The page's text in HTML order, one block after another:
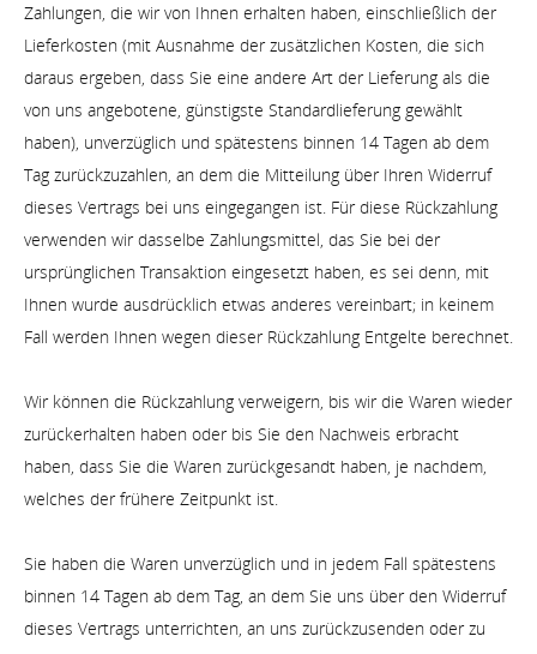
Zahlungen, die wir von Ihnen erhalten haben, einschließlich der
Lieferkosten (mit Ausnahme der zusätzlichen Kosten, die sich
daraus ergeben, dass Sie eine andere Art der Lieferung als die
von uns angebotene, günstigste Standardlieferung gewählt
haben), unverzüglich und spätestens binnen 14 Tagen ab dem
Tag zurückzuzahlen, an dem die Mitteilung über Ihren Widerruf
dieses Vertrags bei uns eingegangen ist. Für diese Rückzahlung
verwenden wir dasselbe Zahlungsmittel, das Sie bei der
ursprünglichen Transaktion eingesetzt haben, es sei denn, mit
Ihnen wurde ausdrücklich etwas anderes vereinbart; in keinem
Fall werden Ihnen wegen dieser Rückzahlung Entgelte berechnet.
Wir können die Rückzahlung verweigern, bis wir die Waren wieder
zurückerhalten haben oder bis Sie den Nachweis erbracht
haben, dass Sie die Waren zurückgesandt haben, je nachdem,
welches der frühere Zeitpunkt ist.
Sie haben die Waren unverzüglich und in jedem Fall spätestens
binnen 14 Tagen ab dem Tag, an dem Sie uns über den Widerruf
dieses Vertrags unterrichten, an uns zurückzusenden oder zu